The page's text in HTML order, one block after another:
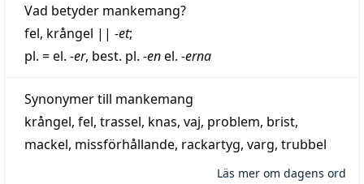
Vad betyder mankemang?
fel, krångel || -et;
pl. = el. -er, best. pl. -enel. -erna
Synonymer till mankemang
krångel, fel, trassel, knas, vaj, problem, brist,
mackel, missförhållande, rackartyg, varg, trubbel
Läs mer om dagens ord